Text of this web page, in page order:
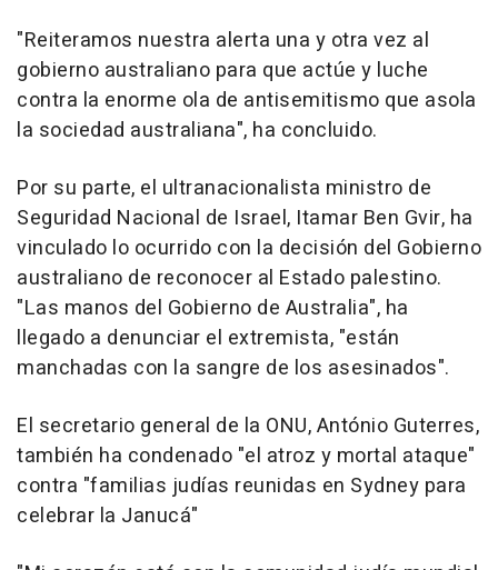
"Reiteramos nuestra alerta una y otra vez al
gobierno australiano para que actúe y luche
contra la enorme ola de antisemitismo que asola
la sociedad australiana", ha concluido.
Por su parte, el ultranacionalista ministro de
Seguridad Nacional de Israel, Itamar Ben Gvir, ha
vinculado lo ocurrido con la decisión del Gobierno
australiano de reconocer al Estado palestino.
"Las manos del Gobierno de Australia", ha
llegado a denunciar el extremista, "están
manchadas con la sangre de los asesinados".
El secretario general de la ONU, António Guterres,
también ha condenado "el atroz y mortal ataque"
contra "familias judías reunidas en Sydney para
celebrar la Janucá"